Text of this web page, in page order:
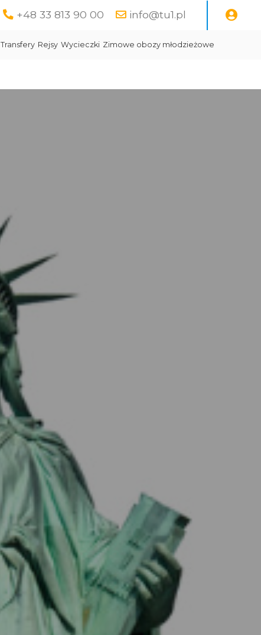
+48 33 813 90 00 info@tu1.pl
Transfery Rejsy Wycieczki Zimowe obozy młodzieżowe